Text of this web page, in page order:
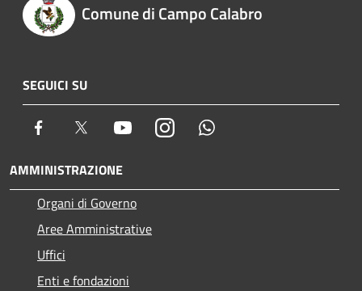
Comune di Campo Calabro
SEGUICI SU
Facebook Twitter YoutubeInstagram
AMMINISTRAZIONE
Organi di Governo
Aree Amministrative
Uffici
Enti e fondazioni